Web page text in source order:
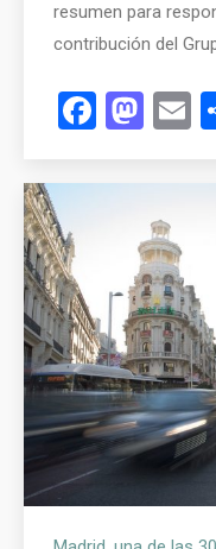
resumen para
contribución del